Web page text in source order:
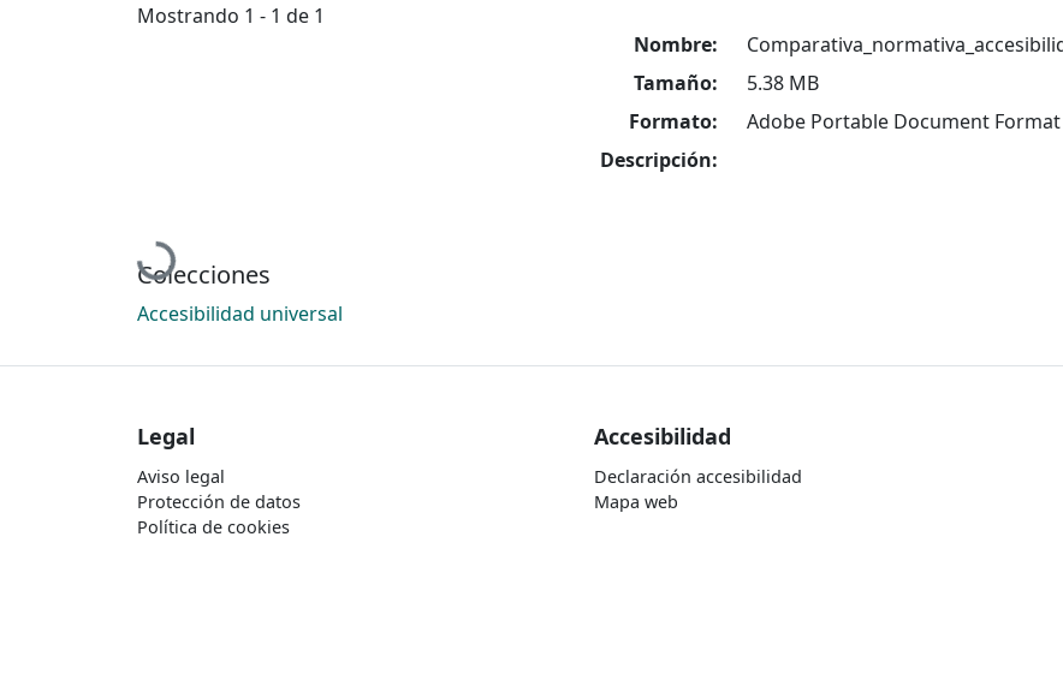
Mostrando 1 - 1 de 1
Cargando...
Nombre:
Tamaño:
5.38 MB
Formato:
Adobe Portable Document Format
Descripción:
Colecciones
Accesibilidad universal
Legal
Aviso legal
Protección de datos
Política de cookies
Accesibilidad
Declaración accesibilidad
Mapa web